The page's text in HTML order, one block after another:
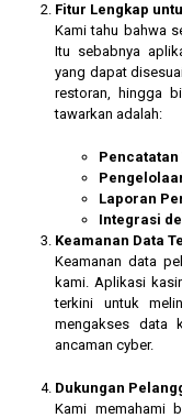
Fitur Lengkap
Kami tahu bahwa
Itu sebabnya
yang dapat
restoran, hingga
tawarkan adalah:
Laporan
Integrasi
Keamanan Data
Keamanan data
kami. Aplikasi
terkini untuk
mengakses data
ancaman cyber.
Dukungan
Kami memahami